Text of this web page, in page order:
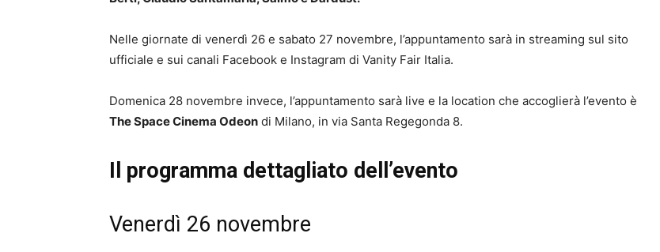
Nelle giornate di venerdì 26 e sabato 27 novembre, l’appuntamento sarà in streaming sul sito
ufficiale e sui canali Facebook e Instagram di Vanity Fair Italia.
Domenica 28 novembre invece, l’appuntamento sarà live e la location che accoglierà l’evento è
The Space Cinema Odeon di Milano, in via Santa Regegonda 8.
Il programma dettagliato dell’evento
Venerdì 26 novembre